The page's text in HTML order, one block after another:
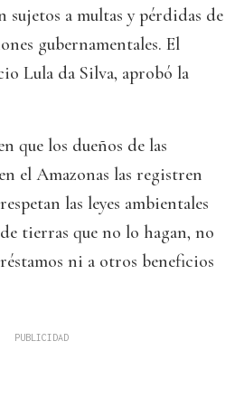
sujetos a multas y pérdidas de
gubernamentales. El
Lula da Silva, aprobó la
que los dueños de las
el Amazonas las registren
las leyes ambientales
tierras que no lo hagan, no
ni a otros beneficios